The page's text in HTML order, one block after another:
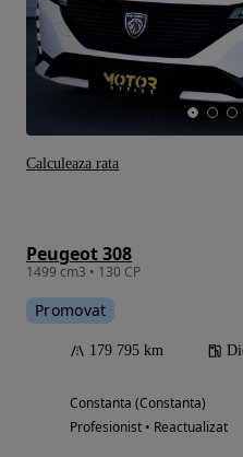
Peugeot 308
1499 cm3 • 130 CP
Promovat
179 795 km
Constanta (Constanta)
Profesionist • Reactualizat
Calculeaza rata